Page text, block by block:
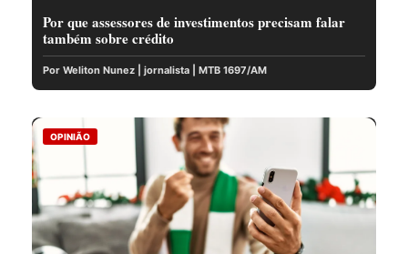
Por que assessores de investimentos precisam falar
também sobre crédito
Por Weliton Nunez | jornalista | MTB 1697/AM
OPINIÃO